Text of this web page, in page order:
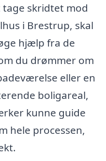
tage skridtet mod
i Brestrup, skal
hjælp fra de
du drømmer om
eller en
boligareal,
kunne guide
hele processen,